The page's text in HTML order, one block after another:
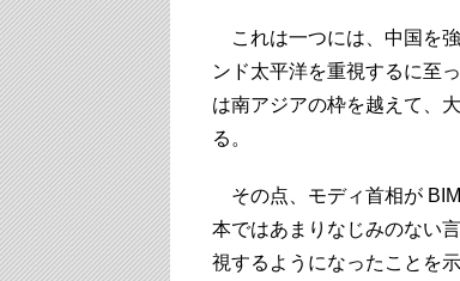
これは一つには、中国を
ンド太平洋を重視するに至
は南アジアの枠を越えて、
る。
その点、モディ首相が
本ではあまりなじみのない
視するようになったことを